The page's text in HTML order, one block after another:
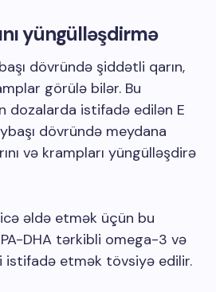
yüngülləşdirmə
dövründə şiddətli qarın,
görülə bilər. Bu
dozalarda istifadə edilən E
dövründə meydana
və krampları yüngülləşdirə
əldə etmək üçün bu
DHA tərkibli omega-3 və
istifadə etmək tövsiyə edilir.